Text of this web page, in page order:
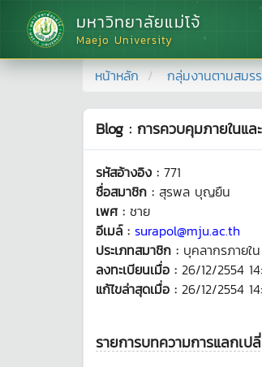
มหาวิทยาลัยแม่โจ้
Maejo University
หน้าหลัก กลุ่มงานตามสมร
Blog : การควบคุมภายในแล
รหัสอ้างอิง : 771
ชื่อสมาชิก : สุรพล บุญยืน
เพศ : ชาย
อีเมล์ : surapol@mju.ac.th
ประเภทสมาชิก : บุคลากรภายใ
ลงทะเบียนเมื่อ : 26/12/2554
แก้ไขล่าสุดเมื่อ : 26/12/2554
รายการบทความการแลกเ